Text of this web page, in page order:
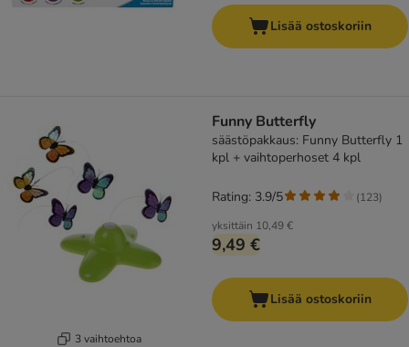
Lisää ostoskoriin
3 vaihtoehtoa
Funny Butterfly
säästöpakkaus: Funny Butterfly 1
kpl + vaihtoperhoset 4 kpl
yksittäin 10,49 €
9,49 €
Rating: 3.9/5 (123)
Lisää ostoskoriin